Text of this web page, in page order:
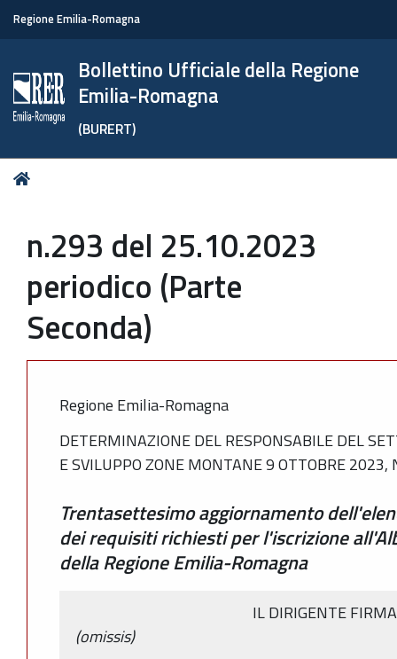
Regione Emilia-Romagna
Bollettino Ufficiale della Regione
Emilia-Romagna
(BURERT)
Tu
n.293 del 25.10.2023
periodico (Parte
Seconda)
Regione Emilia-Romagna
DETERMINAZIONE DEL RESPONSABILE DEL
E SVILUPPO ZONE MONTANE 9 OTTOBRE 2023,
Trentasettesimo aggiornamento
dei requisiti richiesti per l'iscrizione
della Regione Emilia-Romagna
IL DIRIGENTE
(omissis)